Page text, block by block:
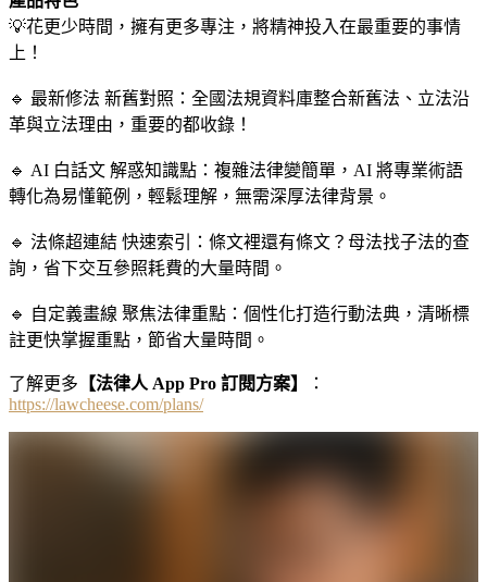
💡花更少時間，擁有更多專注，將精神投入在最重要的事情
上！
🔹 最新修法 新舊對照：全國法規資料庫整合新舊法、立法沿
革與立法理由，重要的都收錄！
🔹 AI 白話文 解惑知識點：複雜法律變簡單，AI 將專業術語
轉化為易懂範例，輕鬆理解，無需深厚法律背景。
🔹 法條超連結 快速索引：條文裡還有條文？母法找子法的查
詢，省下交互參照耗費的大量時間。
🔹 自定義畫線 聚焦法律重點：個性化打造行動法典，清晰標
註更快掌握重點，節省大量時間。
了解更多 【法律人 App Pro 訂閱方案】
：
https://lawcheese.com/plans/